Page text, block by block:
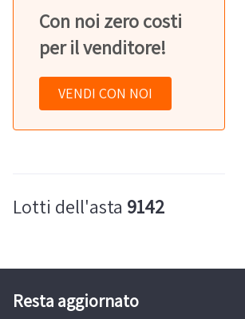
Con noi zero costi
per il venditore!
VENDI CON NOI
Lotti dell'asta 9142
Resta aggiornato